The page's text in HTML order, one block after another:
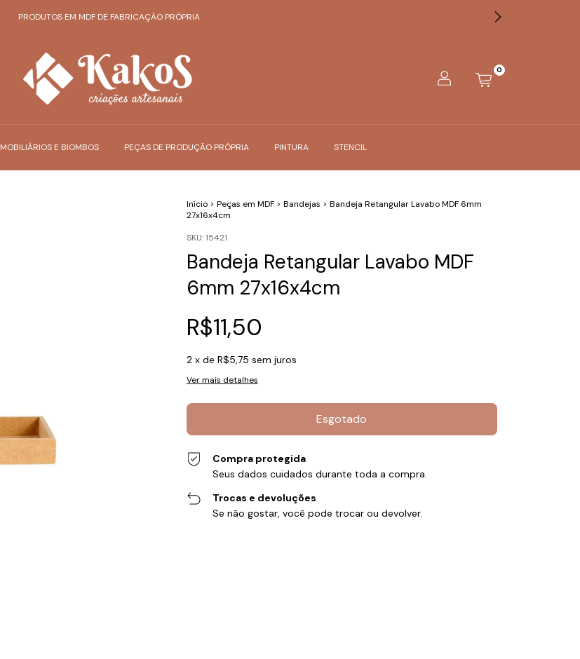
PRODUTOS EM MDF DE FABRICAÇÃO PRÓPRIA
0
MOBILIÁRIOS E BIOMBOS PEÇAS DE PRODUÇÃO PRÓPRIA PINTURA STENCIL
Início > Peças em MDF > Bandejas > Bandeja Retangular Lavabo MDF 6mm
27x16x4cm
SKU:15421
Bandeja Retangular Lavabo MDF
6mm 27x16x4cm
R$11,50
2 x de R$5,75 sem juros
Ver mais detalhes
Compra protegida
Seus dados cuidados durante toda a compra.
Trocas e devoluções
Se não gostar, você pode trocar ou devolver.